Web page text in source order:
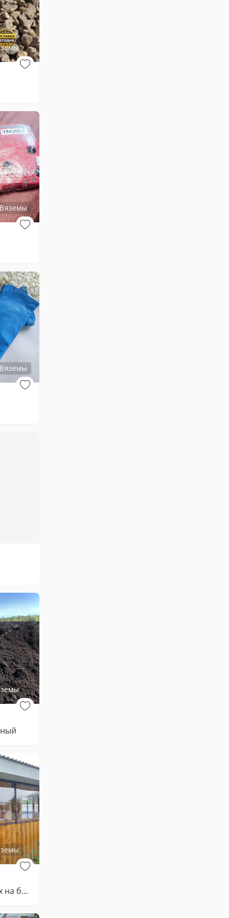
Окна мягкие пвх на беседку, крыльцо